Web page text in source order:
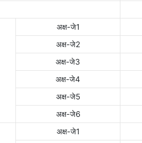
अक्ष-जे1
अक्ष-जे2
अक्ष-जे3
अक्ष-जे4
अक्ष-जे5
अक्ष-जे6
अक्ष-जे1